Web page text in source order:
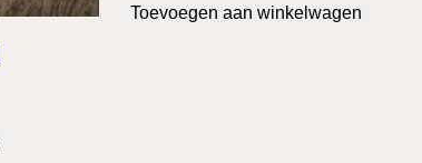
Toevoegen aan winkelwagen